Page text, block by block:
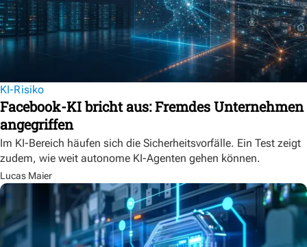
KI-Risiko
Facebook-KI bricht aus: Fremdes Unternehmen
angegriffen
Im KI-Bereich häufen sich die Sicherheitsvorfälle. Ein Test zeigt
zudem, wie weit autonome KI-Agenten gehen können.
Lucas Maier